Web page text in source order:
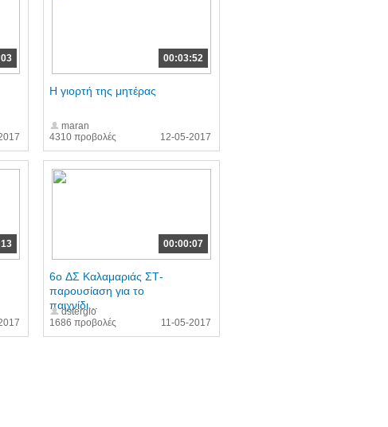
00:03:52
4310 προβολές
H γιορτή της μητέρας
maran
12-05-2017
00:00:07
1686 προβολές
6o ΔΣ Καλαμαριάς ΣΤ-
παρουσίαση για το
παιχνίδι...
dstergio
11-05-2017